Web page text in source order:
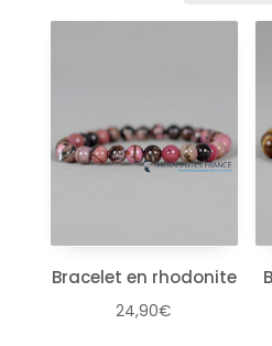
Bracelet en rhodonite
24,90€